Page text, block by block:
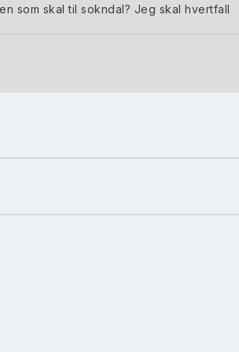
som skal til sokndal? Jeg skal hvertfall